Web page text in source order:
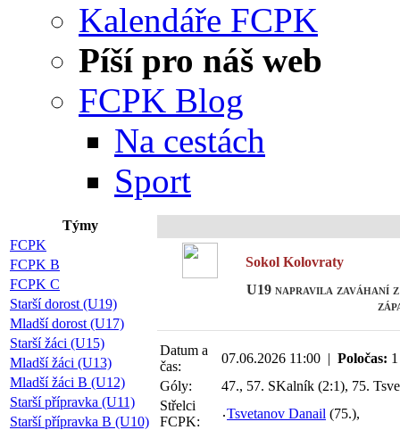
Kalendáře FCPK
Píší pro náš web
FCPK Blog
Na cestách
Sport
Týmy
FCPK
FCPK B
FCPK C
Starší dorost (U19)
Mladší dorost (U17)
Starší žáci (U15)
Mladší žáci (U13)
Mladší žáci B (U12)
Starší přípravka (U11)
Starší přípravka B (U10)
Sokol Kolovraty
U19 napravila zaváhaní
Datum a
čas:
07.06.2026 11:00 | Poločas:
Góly:
47., 57. SKalník (2:1), 75.
Střelci
FCPK:
Tsvetanov Danail (75.),